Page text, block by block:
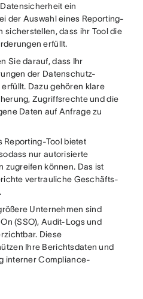
ein
der Auswahl eines Reporting-
sicherstellen, dass ihr Tool die
erfüllt.
Sie darauf, dass Ihr
der Datenschutz-
Dazu gehören klare
Zugriffsrechte und die
Daten auf Anfrage zu
Reporting-Tool bietet
nur autorisierte
zugreifen können. Das ist
vertrauliche Geschäfts-
Unternehmen sind
(SSO), Audit-Logs und
Diese
Ihre Berichtsdaten und
interner Compliance-